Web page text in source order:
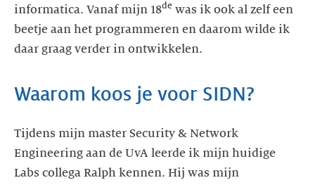
informatica. Vanaf mijn 18de was ik ook al zelf een
beetje aan het programmeren en daarom wilde ik
daar graag verder in ontwikkelen.
Waarom koos je voor SIDN?
Tijdens mijn master Security & Network
Engineering aan de UvA leerde ik mijn huidige
Labs collega Ralph kennen. Hij was mijn